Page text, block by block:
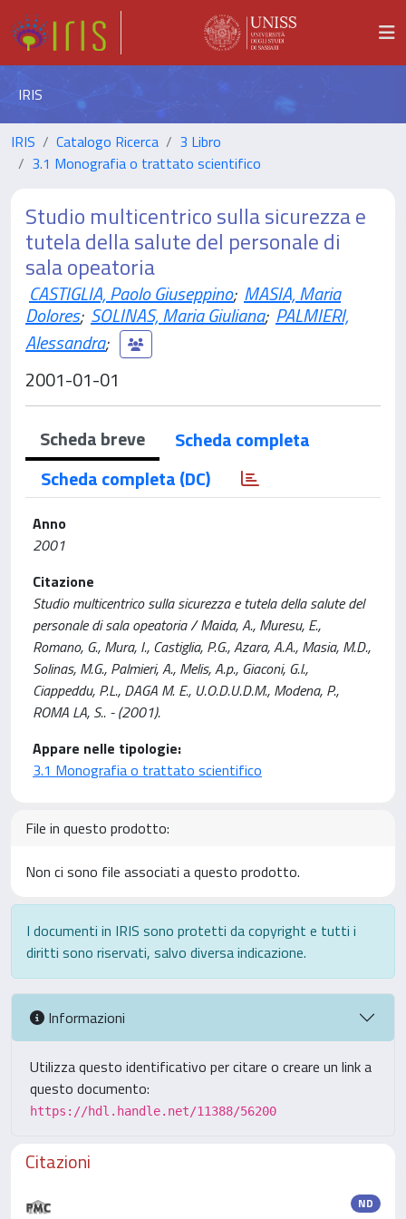
IRIS
IRIS Catalogo Ricerca
3 Libro
3.1 Monografia o trattato scientifico
Studio multicentrico sulla sicurezza e
tutela della salute del personale di
sala opeatoria
CASTIGLIA, Paolo Giuseppino; MASIA, Maria
Dolores; SOLINAS, Maria Giuliana; PALMIERI,
Alessandra;
2001-01-01
Scheda breve
Scheda completa
Scheda completa (DC)
Anno
2001
Citazione
Studio multicentrico sulla sicurezza e tutela della salute del
personale di sala opeatoria / Maida, A., Muresu, E.,
Romano, G., Mura, I., Castiglia, P.G., Azara, A.A., Masia, M.D.,
Solinas, M.G., Palmieri, A., Melis, A.p., Giaconi, G.l.,
Ciappeddu, P.L., DAGA M. E., U.O.D.U.D.M., Modena, P.,
ROMA LA, S.. - (2001).
Appare nelle tipologie:
3.1 Monografia o trattato scientifico
File in questo prodotto:
Non ci sono file associati a questo prodotto.
I documenti in IRIS sono protetti da copyright e tutti i
diritti sono riservati, salvo diversa indicazione.
Informazioni
Utilizza questo identificativo per citare o creare un link a
questo documento:
https://hdl.handle.net/11388/56200
Citazioni
ND